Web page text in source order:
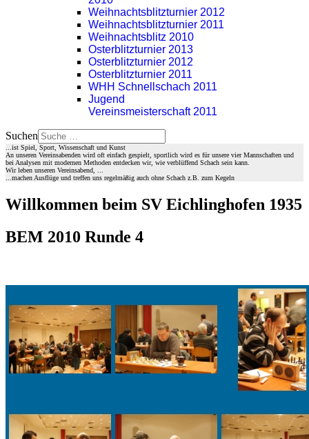
Weihnachtsblitzturnier 2012
Weihnachtsblitzturnier 2011
Weihnachtsblitz 2010
Osterblitzturnier 2013
Osterblitzturnier 2012
Osterblitzturnier 2011
WHH Schnellschach 2011
Jugend
Vereinsmeisterschaft 2011
Suchen
...ist Spiel, Sport, Wissenschaft und Kunst
An unseren Vereinsabenden wird oft einfach gespielt, sportlich wird es für unsere vier Mannschaften und
bei Analysen mit modernen Methoden entdecken wir, wie verblüffend Schach sein kann.
Wir leben unseren Vereinsabend, ...
...machen Ausflüge und treffen uns regelmäßig auch ohne Schach z.B. zum Kegeln
Willkommen beim SV Eichlinghofen 1935
BEM 2010 Runde 4